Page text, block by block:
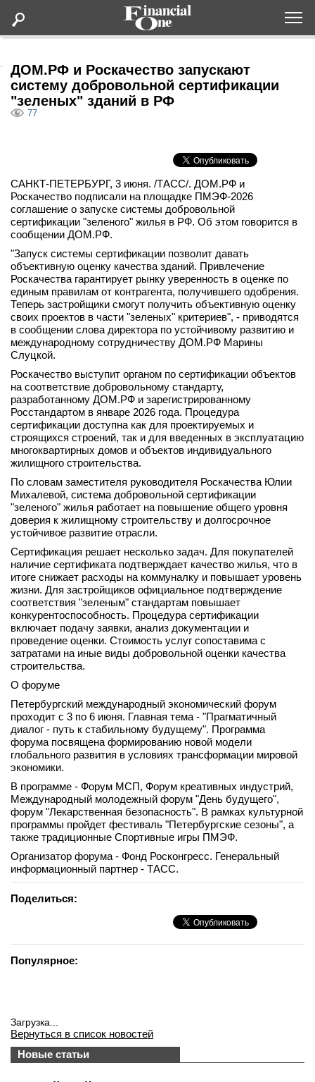
Статьи
Lifestyle
Мероприятия
Новости
Интервью
вконтакте
телеграм
Стать автором
Вход
ДОМ.РФ и Роскачество запускают
систему добровольной сертификации
"зеленых" зданий в РФ
77
САНКТ-ПЕТЕРБУРГ, 3 июня. /ТАСС/. ДОМ.РФ и
Роскачество подписали на площадке ПМЭФ-2026
соглашение о запуске системы добровольной
сертификации "зеленого" жилья в РФ. Об этом говорится в
сообщении ДОМ.РФ.
"Запуск системы сертификации позволит давать
объективную оценку качества зданий. Привлечение
Роскачества гарантирует рынку уверенность в оценке по
единым правилам от контрагента, получившего одобрения.
Теперь застройщики смогут получить объективную оценку
своих проектов в части "зеленых" критериев", - приводятся
в сообщении слова директора по устойчивому развитию и
международному сотрудничеству ДОМ.РФ Марины
Слуцкой.
Роскачество выступит органом по сертификации объектов
на соответствие добровольному стандарту,
разработанному ДОМ.РФ и зарегистрированному
Росстандартом в январе 2026 года. Процедура
сертификации доступна как для проектируемых и
строящихся строений, так и для введенных в эксплуатацию
многоквартирных домов и объектов индивидуального
жилищного строительства.
По словам заместителя руководителя Роскачества Юлии
Михалевой, система добровольной сертификации
"зеленого" жилья работает на повышение общего уровня
доверия к жилищному строительству и долгосрочное
устойчивое развитие отрасли.
Сертификация решает несколько задач. Для покупателей
наличие сертификата подтверждает качество жилья, что в
итоге снижает расходы на коммуналку и повышает уровень
жизни. Для застройщиков официальное подтверждение
соответствия "зеленым" стандартам повышает
конкурентоспособность. Процедура сертификации
включает подачу заявки, анализ документации и
проведение оценки. Стоимость услуг сопоставима с
затратами на иные виды добровольной оценки качества
строительства.
О форуме
Петербургский международный экономический форум
проходит с 3 по 6 июня. Главная тема - "Прагматичный
диалог - путь к стабильному будущему". Программа
форума посвящена формированию новой модели
глобального развития в условиях трансформации мировой
экономики.
В программе - Форум МСП, Форум креативных индустрий,
Международный молодежный форум "День будущего",
форум "Лекарственная безопасность". В рамках культурной
программы пройдет фестиваль "Петербургские сезоны", а
также традиционные Спортивные игры ПМЭФ.
Организатор форума - Фонд Росконгресс. Генеральный
информационный партнер - ТАСС.
Поделиться:
Популярное:
Загрузка...
Вернуться в список новостей
Новые статьи